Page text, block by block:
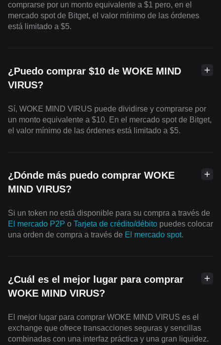
comprarse por un monto equivalente a $1 pero, en el
mercado spot de Bitget, el valor mínimo de las órdenes
está limitado a $5.
¿Puedo comprar $10 de WOKE MIND
VIRUS?
Sí, WOKE MIND VIRUS puede dividirse y comprarse por
un monto equivalente a $10. En el mercado spot de Bitget,
el valor mínimo de las órdenes está limitado a $5.
¿Dónde más puedo comprar WOKE
MIND VIRUS?
Si un token no está disponible para su compra a través de
El mercado P2P o Tarjeta de crédito/débito puedes colocar
una orden de compra a través de El mercado spot.
¿Cuál es el mejor lugar para comprar
WOKE MIND VIRUS?
El mejor lugar para comprar WOKE MIND VIRUS es el
exchange que ofrece transacciones seguras y sencillas
combinadas con una interfaz práctica y una gran liquidez.